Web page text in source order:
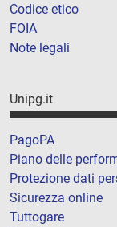
Codice etico
FOIA
Note legali
Unipg.it
PagoPA
Piano delle
Protezione dati
Sicurezza online
Tuttogare